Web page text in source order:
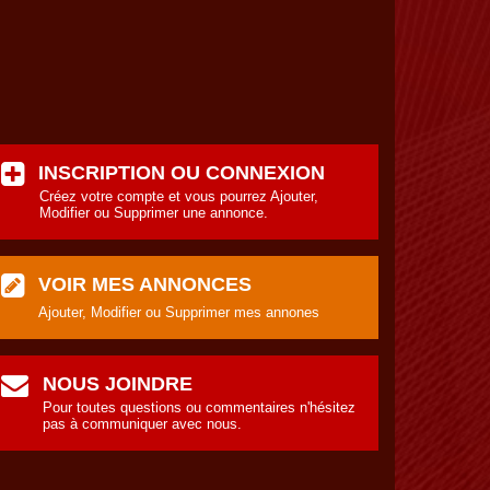
INSCRIPTION OU CONNEXION
Créez votre compte et vous pourrez Ajouter,
Modifier ou Supprimer une annonce.
VOIR MES ANNONCES
Ajouter, Modifier ou Supprimer mes annones
NOUS JOINDRE
Pour toutes questions ou commentaires n'hésitez
pas à communiquer avec nous.